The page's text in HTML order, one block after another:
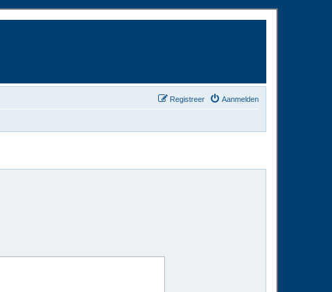
Aanmelden
Registreer